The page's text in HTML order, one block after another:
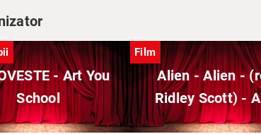
- Art You
School
Film
Alien - Alien -
Ridley Scott) -